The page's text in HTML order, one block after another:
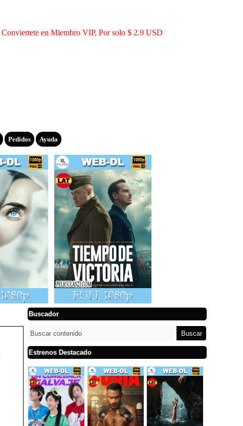
Conviertete en Miembro VIP, Por solo $ 2.9 USD
Pedidos Ayuda
Buscador
Estrenos Destacado